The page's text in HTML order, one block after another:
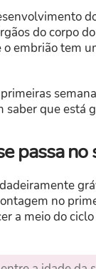
do corpo
embrião tem
saber que está
passa
no
a meio do